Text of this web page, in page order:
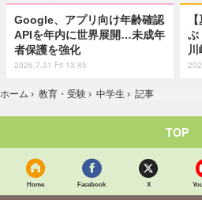
Google、アプリ向け年齢確認
APIを年内に世界展開…未成年
者保護を強化
2026.7.31 Fri 13:45
ぶ
川
ホーム › 教育・受験 › 中学生 › 記事
TOP
Home Facebook X